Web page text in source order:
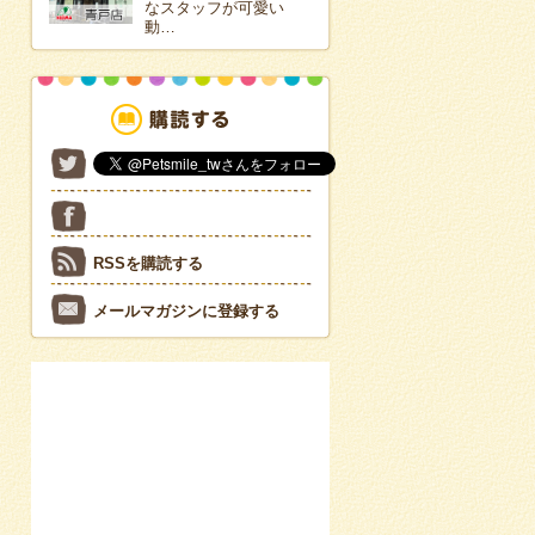
なスタッフが可愛い
動…
RSSを購読する
メールマガジンに登録する